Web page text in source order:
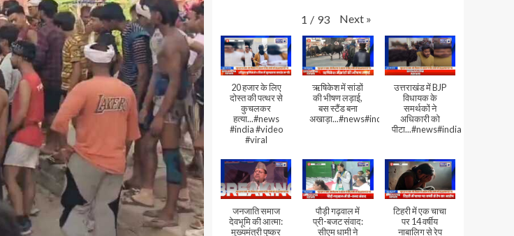
1 / 93 Next »
20 हजार के लिए
दोस्त की पत्थर से
कुचलकर
हत्या...#news
#india #video
#viral
ऋषिकेश में सांडों
की भीषण लड़ाई,
बस स्टैंड बना
अखाड़ा...#news#india#video#viral
उत्तराखंड में BJP
विधायक के
समर्थकों ने
अधिकारी को
पीटा...#news#india#video#viral
जनजाति समाज
देवभूमि की आत्मा:
मुख्यमंत्री पुष्कर
पौड़ी गढ़वाल में
प्री-बजट संवाद:
सीएम धामी ने
टिहरी में एक चाचा
पर 14 वर्षीय
नाबालिग से रेप